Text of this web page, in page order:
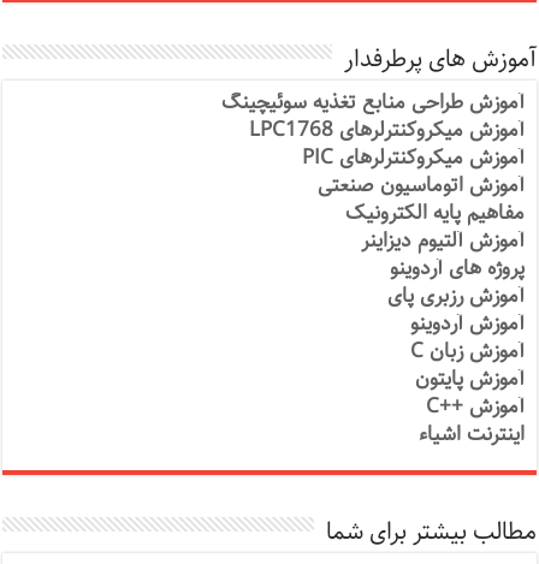
آموزش های پرطرفدار
آموزش طراحی منابع تغذیه سوئیچینگ
آموزش میکروکنترلرهای LPC1768
آموزش میکروکنترلرهای PIC
آموزش اتوماسیون صنعتی
مفاهیم پایه الکترونیک
آموزش آلتیوم دیزاینر
پروژه های آردوینو
آموزش رزبری پای
آموزش آردوینو
آموزش زبان C
آموزش پایتون
آموزش ++C
اینترنت اشیاء
مطالب بیشتر برای شما